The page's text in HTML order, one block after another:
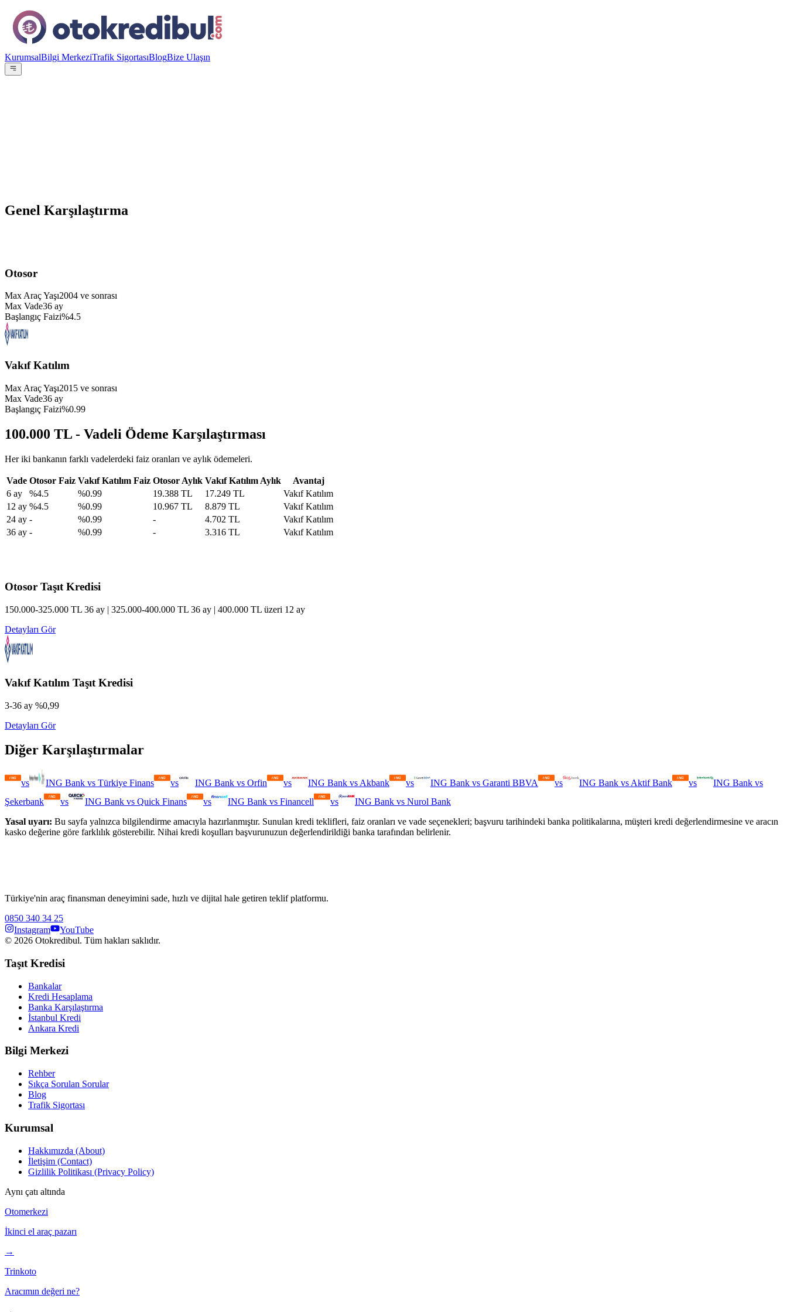
KurumsalBilgi MerkeziTrafik SigortasıBlogBize Ulaşın
Genel Karşılaştırma
Otosor
Max Araç Yaşı2004 ve sonrası
Max Vade36 ay
Başlangıç Faizi%4.5
Vakıf Katılım
Max Araç Yaşı2015 ve sonrası
Max Vade36 ay
Başlangıç Faizi%0.99
100.000 TL - Vadeli Ödeme Karşılaştırması
Her iki bankanın farklı vadelerdeki faiz oranları ve aylık ödemeleri.
Vade Otosor Faiz Vakıf Katılım Faiz Otosor Aylık Vakıf Katılım Aylık
Avantaj
6 ay %4.5 %0.99 19.388 TL 17.249 TL
Vakıf Katılım
12 ay %4.5 %0.99 10.967 TL 8.879 TL
Vakıf Katılım
24 ay - %0.99 - 4.702 TL
Vakıf Katılım
36 ay - %0.99 - 3.316 TL Vakıf Katılım
Otosor Taşıt Kredisi
150.000-325.000 TL 36 ay | 325.000-400.000 TL 36 ay | 400.000 TL üzeri 12 ay
Detayları Gör
Vakıf Katılım Taşıt Kredisi
3-36 ay %0,99
Detayları Gör
Diğer Karşılaştırmalar
vs ING Bank vs Türkiye Finans vs ING Bank vs Orfin vs ING Bank vs Akbank vs ING Bank vs Garanti BBVA vs ING Bank vs Aktif Bank vs ING Bank vs
Şekerbank
vs ING Bank vs Quick Finans vs ING Bank vs Financell vs ING Bank vs Nurol Bank
Yasal uyarı: Bu sayfa yalnızca bilgilendirme amacıyla hazırlanmıştır. Sunulan kredi teklifleri, faiz oranları ve vade seçenekleri; başvuru tarihindeki banka politikalarına, müşteri kredi değerlendirmesine ve aracın
kasko değerine göre farklılık gösterebilir. Nihai kredi koşulları başvurunuzun değerlendirildiği banka tarafından belirlenir.
Türkiye'nin araç finansman deneyimini sade, hızlı ve dijital hale getiren teklif platformu.
0850 340 34 25
Instagram
YouTube
© 2026 Otokredibul. Tüm hakları saklıdır.
Taşıt Kredisi
Bankalar
Kredi Hesaplama
Banka Karşılaştırma
İstanbul Kredi
Ankara Kredi
Bilgi Merkezi
Rehber
Sıkça Sorulan Sorular
Blog
Trafik Sigortası
Kurumsal
Hakkımızda (About)
İletişim (Contact)
Gizlilik Politikası (Privacy Policy)
Aynı çatı altında
Otomerkezi
İkinci el araç pazarı
→
Trinkoto
Aracımın değeri ne?